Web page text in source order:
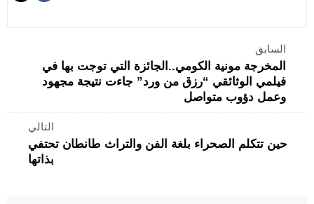
السابق
المخرجة مونية الكومي..الجائزة التي توجت بها في
فيلمي الوثائقي “رزق من ورد” جاءت نتيجة مجهود
وعمل دؤوب متواصل
التالي
حين تتكلم الصحراء بلغة الفن والتراث طانطان تحتفي
بذاتها